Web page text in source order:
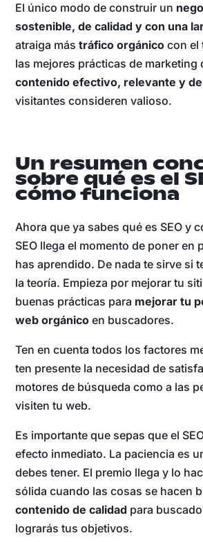
El único modo de construir un
sostenible, de calidad y con una
atraiga mástráfico orgánicocon el
las mejores prácticas de marketing
contenido efectivo, relevante y
visitantes consideren valioso.
Un resumen
sobre qué es el
cómo funciona
Ahora que ya sabes qué es SEO y
SEO llega el momento de poner en
has aprendido. De nada te sirve si
la teoría. Empieza por mejorar tu
buenas prácticas para mejorar tu
web orgánico en buscadores.
Ten en cuenta todos los factores
ten presente la necesidad de
motores de búsqueda como a las
visiten tu web.
Es importante que sepas que el
efecto inmediato. La paciencia es
debes tener. El premio llega y lo
sólida cuando las cosas se hacen
contenido de calidad para
lograrás tus objetivos.